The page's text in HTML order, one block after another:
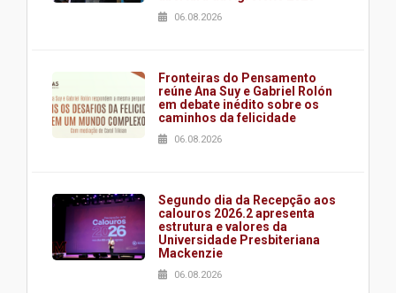
06.08.2026
Fronteiras do Pensamento
reúne Ana Suy e Gabriel Rolón
em debate inédito sobre os
caminhos da felicidade
06.08.2026
Segundo dia da Recepção aos
calouros 2026.2 apresenta
estrutura e valores da
Universidade Presbiteriana
Mackenzie
06.08.2026